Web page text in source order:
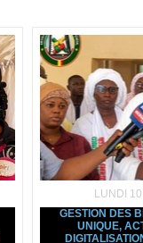
LUNDI
GESTION DES
UNIQUE,